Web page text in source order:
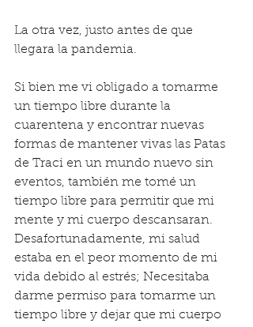
La otra vez, justo antes de que
llegara la pandemia.
Si bien me vi obligado a tomarme
un tiempo libre durante la
cuarentena y encontrar nuevas
formas de mantener vivas las Patas
de Traci en un mundo nuevo sin
eventos, también me tomé un
tiempo libre para permitir que mi
mente y mi cuerpo descansaran.
Desafortunadamente, mi salud
estaba en el peor momento de mi
vida debido al estrés; Necesitaba
darme permiso para tomarme un
tiempo libre y dejar que mi cuerpo